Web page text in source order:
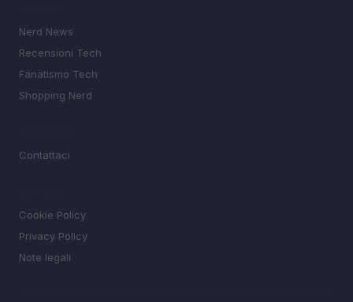
Nerd News
Recensioni Tech
Fanatismo Tech
Shopping Nerd
Contattaci
Cookie Policy
Privacy Policy
Note legali